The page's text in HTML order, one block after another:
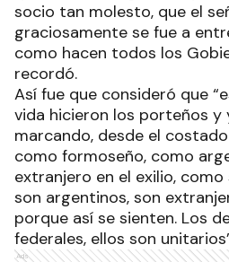
socio tan molesto, que el
graciosamente se fue a
como hacen todos los
recordó.
Así fue que consideró que
vida hicieron los porteños y
marcando, desde el
como formoseño, como
extranjero en el exilio, como
son argentinos, son
porque así se sienten. Los
federales, ellos son
Ads